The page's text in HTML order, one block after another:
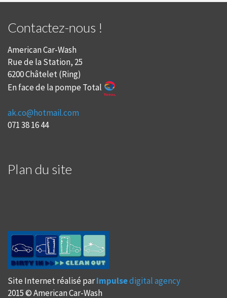
Contactez-nous !
American Car-Wash
Rue de la Station, 25
6200 Châtelet (Ring)
En face de la pompe Total
ak.co@hotmail.com
071 38 16 44
Plan du site
Site Internet réalisé parImpulsedigital agency
2015 © American Car-Wash